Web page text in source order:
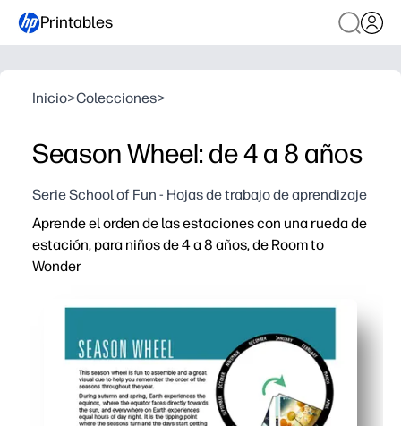
Printables
Inicio>Colecciones>
Season Wheel: de 4 a 8 años
Serie School of Fun - Hojas de trabajo de aprendizaje
Aprende el orden de las estaciones con una rueda de
estación, para niños de 4 a 8 años, de Room to
Wonder
Configuración sin preparación: basta con imprimir,
La acción giratoria mantiene a los niños ocupados
Las imágenes brillantes aumentan el vocabulario y te
Úselo en centros, en círculos o en casa: lamine para